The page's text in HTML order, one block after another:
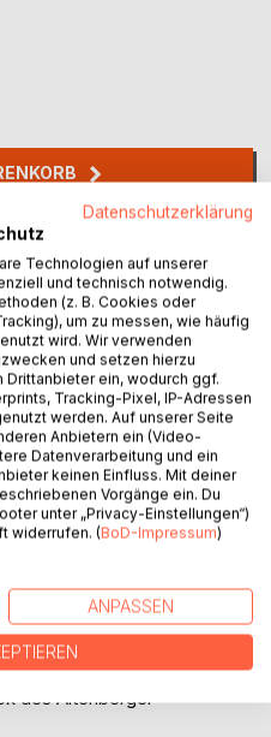
Nikolausfest droht
ratlos. Zum Glück trifft er
beginnt...
Geschichte zum Vorlesen
des Altenberger
Datenschutzerklärung
Technologien auf unserer
und technisch notwendig.
(z. B. Cookies oder
um zu messen, wie häufig
wird. Wir verwenden
und setzen hierzu
ein, wodurch ggf.
Tracking-Pixel, IP-Adressen
werden. Auf unserer Seite
Anbietern ein (Video-
Datenverarbeitung und ein
keinen Einfluss. Mit deiner
Vorgänge ein. Du
unter „Privacy-Einstellungen“)
widerrufen. (BoD-Impressum)
ANPASSEN